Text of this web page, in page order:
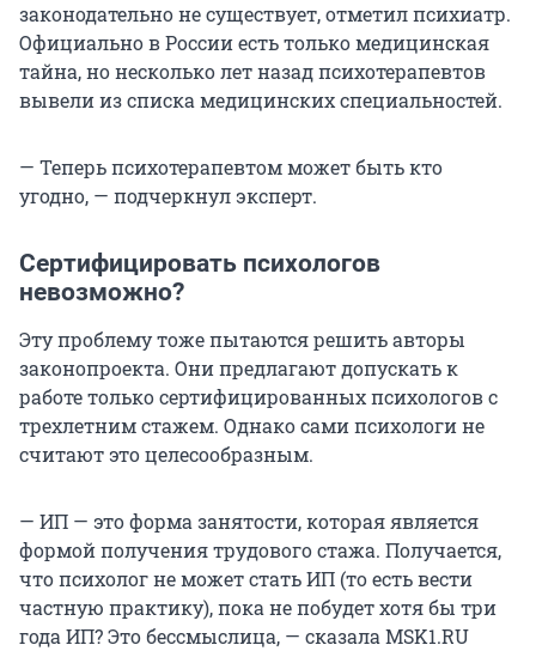
законодательно не существует, отметил психиатр.
Официально в России есть только медицинская
тайна, но несколько лет назад психотерапевтов
вывели из списка медицинских специальностей.
— Теперь психотерапевтом может быть кто
угодно, — подчеркнул эксперт.
Сертифицировать психологов
невозможно?
Эту проблему тоже пытаются решить авторы
законопроекта. Они предлагают допускать к
работе только сертифицированных психологов с
трехлетним стажем. Однако сами психологи не
считают это целесообразным.
— ИП — это форма занятости, которая является
формой получения трудового стажа. Получается,
что психолог не может стать ИП (то есть вести
частную практику), пока не побудет хотя бы три
года ИП? Это бессмыслица, — сказала MSK1.RU